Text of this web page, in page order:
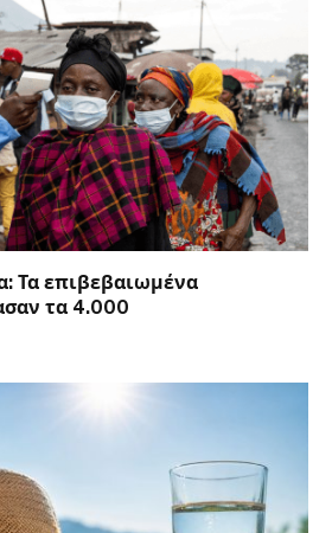
Τα επιβεβαιωμένα
τα 4.000